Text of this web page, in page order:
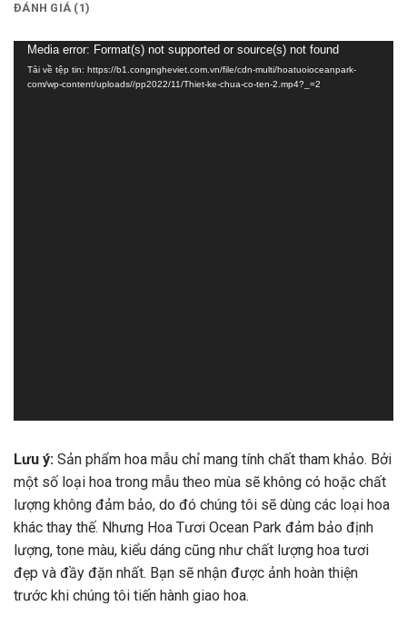
ĐÁNH GIÁ (1)
Trình
chơi
Media error: Format(s) not supported or source(s) not found
Tải về tệp tin: https://b1.congngheviet.com.vn/file/cdn-multi/hoatuoioceanpark-
com/wp-content/uploads//pp2022/11/Thiet-ke-chua-co-ten-2.mp4?_=2
Lưu ý: Sản phẩm hoa mẫu chỉ mang tính chất tham khảo. Bởi
một số loại hoa trong mẫu theo mùa sẽ không có hoặc chất
lượng không đảm bảo, do đó chúng tôi sẽ dùng các loại hoa
khác thay thế. Nhưng Hoa Tươi Ocean Park đảm bảo định
lượng, tone màu, kiểu dáng cũng như chất lượng hoa tươi
đẹp và đầy đặn nhất. Bạn sẽ nhận được ảnh hoàn thiện
trước khi chúng tôi tiến hành giao hoa.